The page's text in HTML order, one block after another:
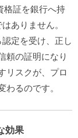
格証を銀行へ持
ありません。
定を受け、正し
頼の証明になり
リスクが、プロ
るのです。
効果